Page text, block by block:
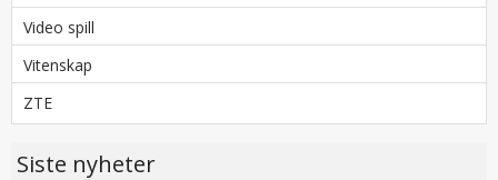
Video spill
Vitenskap
ZTE
Siste nyheter